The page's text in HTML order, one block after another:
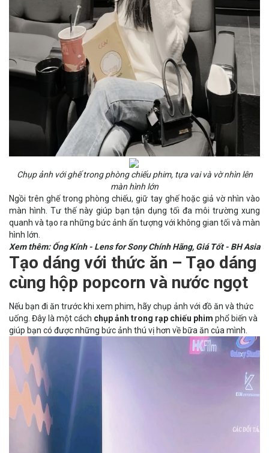
Chụp ảnh với ghế trong phòng chiếu phim, tựa vai và vờ nhìn lên
màn hình lớn
Ngồi trên ghế trong phòng chiếu, giữ tay ghế hoặc giả vờ nhìn vào
màn hình. Tư thế này giúp bạn tận dụng tối đa môi trường xung
quanh và tạo ra những bức ảnh ấn tượng với không gian tối và màn
hình lớn.
Xem thêm: Ống Kính - Lens for Sony Chính Hãng, Giá Tốt - BH Asia
Tạo dáng với thức ăn – Tạo dáng
cùng hộp popcorn và nước ngọt
Nếu bạn đi ăn trước khi xem phim, hãy chụp ảnh với đồ ăn và thức
uống. Đây là một cách chụp ảnh trong rạp chiếu phim phổ biến và
giúp bạn có được những bức ảnh thú vị hơn về bữa ăn của mình.